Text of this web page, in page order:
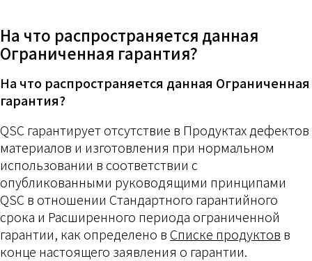
На что распространяется данная
Ограниченная гарантия?
На что распространяется данная Ограниченная
гарантия?
QSC гарантирует отсутствие в Продуктах дефектов
материалов и изготовления при нормальном
использовании в соответствии с
опубликованными руководящими принципами
QSC в отношении Стандартного гарантийного
срока и Расширенного периода ограниченной
гарантии, как определено вСписке продуктов в
конце настоящего заявления о гарантии.